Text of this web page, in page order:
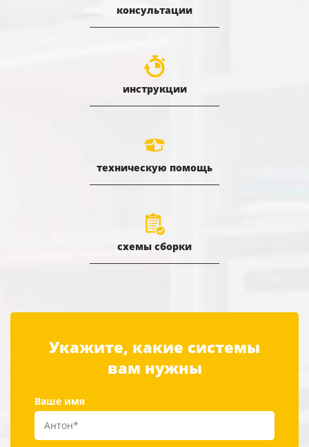
консультации
инструкции
техническую помощь
схемы сборки
Укажите, какие системы
вам нужны
Ваше имя